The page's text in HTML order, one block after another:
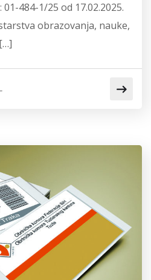
484-1/25 od 17.02.2025.
obrazovanja, nauke,